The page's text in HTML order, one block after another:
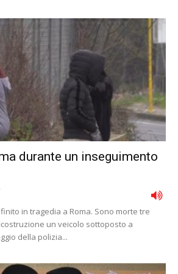
durante un inseguimento
-
in tragedia a Roma. Sono morte tre
un veicolo sottoposto a
della polizia...